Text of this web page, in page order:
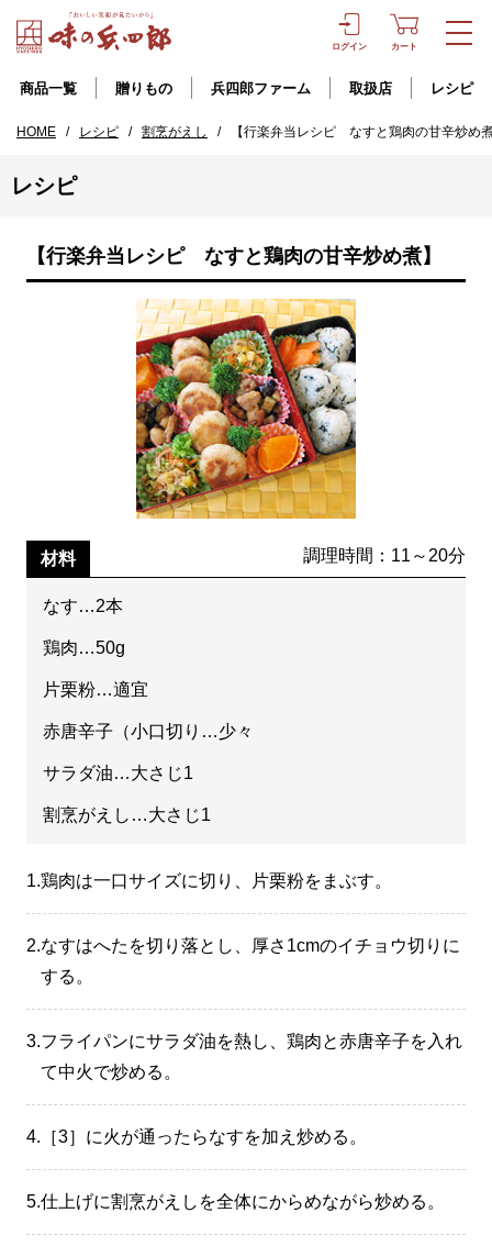
ログイン カート
商品一覧 贈りもの 兵四郎ファーム 取扱店 レシピ
HOME / レシピ / 割烹がえし / 【行楽弁当レシピ なすと鶏肉の甘辛炒め
レシピ
【行楽弁当レシピ なすと鶏肉の甘辛炒め煮】
材料 調理時間：11～20分
なす…2本
鶏肉…50g
片栗粉…適宜
赤唐辛子（小口切り…少々
サラダ油…大さじ1
割烹がえし…大さじ1
1.鶏肉は一口サイズに切り、片栗粉をまぶす。
2.なすはへたを切り落とし、厚さ1cmのイチョウ切りに
する。
3.フライパンにサラダ油を熱し、鶏肉と赤唐辛子を入れ
て中火で炒める。
4. ［3］に火が通ったらなすを加え炒める。
5.仕上げに割烹がえしを全体にからめながら炒める。